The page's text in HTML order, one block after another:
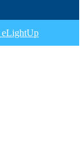
eLightUp